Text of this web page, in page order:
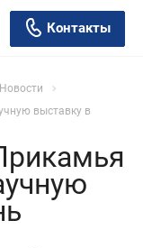
Контакты
Новости
выставку в